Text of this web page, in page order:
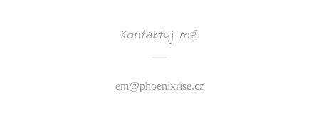
Kontaktuj mě:
em@phoenixrise.cz